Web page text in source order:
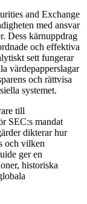
and Exchange
med ansvar
Dess kärnuppdrag
och effektiva
sett fungerar
värdepapperslagar
och rättvisa
systemet.
till
SEC:s mandat
dikterar hur
och vilken
ger en
historiska